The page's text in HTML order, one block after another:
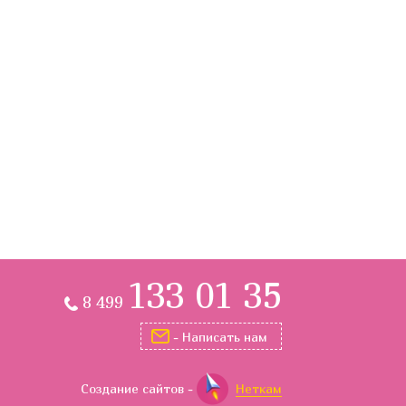
8 499 133 01 35
- Написать нам
Создание сайтов- Неткам